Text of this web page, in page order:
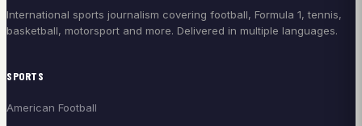
International sports journalism covering football, Formula 1, tennis,
basketball, motorsport and more. Delivered in multiple languages.
SPORTS
American Football